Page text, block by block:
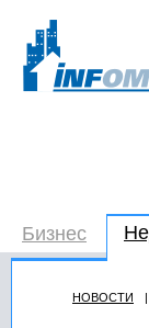
Бизнес
НОВОСТИ |